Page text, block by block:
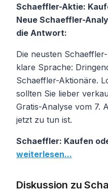
Schaeffler-Aktie:
Neue Schaeffler-
die Antwort:
Die neusten
klare Sprache:
Schaeffler-Aktionäre.
sollten Sie lieber
Gratis-Analyse vom 7.
jetzt zu tun ist.
Schaeffler: Kaufen
weiterlesen...
Diskussion zu